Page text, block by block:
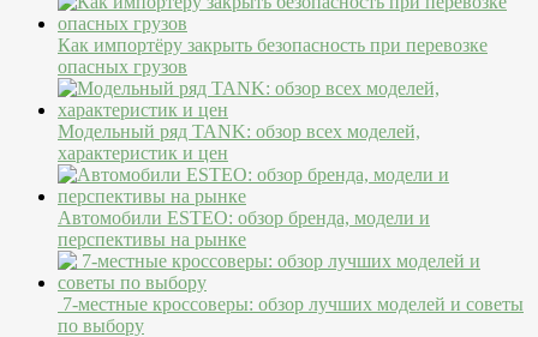
Как импортёру закрыть безопасность при перевозке
опасных грузов
Модельный ряд TANK: обзор всех моделей,
характеристик и цен
Автомобили ESTEO: обзор бренда, модели и
перспективы на рынке
7-местные кроссоверы: обзор лучших моделей и советы
по выбору